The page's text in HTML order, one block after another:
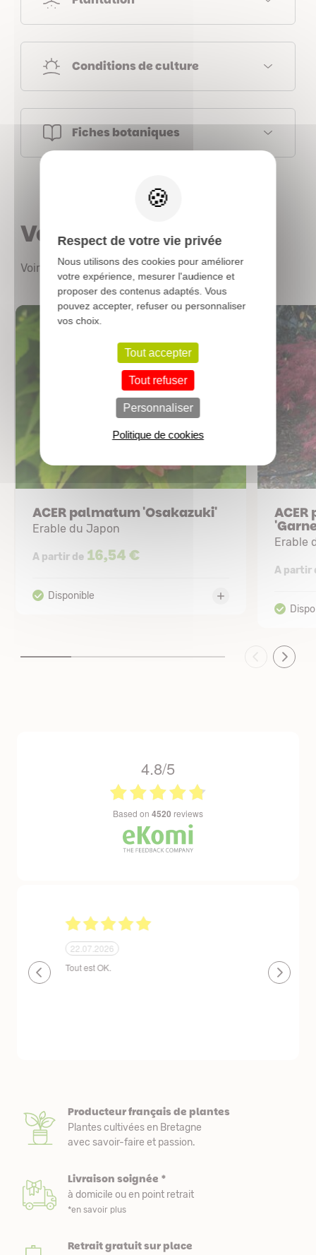
Conditions de culture
Fiches botaniques
Vous aimerez aussi
Voir les autres produits
ACER palmatum 'Osakazuki'
Erable du Japon
A partir de 16,54 €
Erable
A partir
4.8/5
based on 4520 reviews
24.06.2026
plantes de qualité très bien emballées et
Un site que
réserve. La
livraison
Producteur français de plantes
Plantes cultivées en Bretagne
avec savoir-faire et passion.
Livraison soignée *
à domicile ou en point retrait
*en savoir plus
Retrait gratuit sur place
Respect de votre vie privée
Nous utilisons des cookies pour améliorer
votre expérience, mesurer l'audience et
proposer des contenus adaptés. Vous
pouvez accepter, refuser ou personnaliser
vos choix.
Tout accepter
Tout refuser
Personnaliser
Politique de cookies